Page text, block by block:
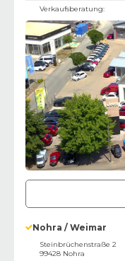
Verkaufsberatung:
Nohra / Weimar
Steinbrüchenstraße 2
99428 Nohra